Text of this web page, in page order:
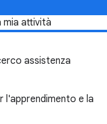
mia attività
assistenza
l'apprendimento e la